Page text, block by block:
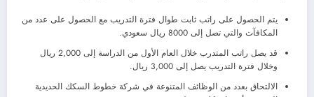
يتم الحصول على راتب ثابت طوال فترة التدريب مع الحصول على عدد من
المكافآت والتي تصل إلى 8000 ريال سعودي.
قد يصل راتب المتدرب خلال العام الأول من الدراسة إلى 2,000 ريال
وخلال فترة التدريب يصل إلى 3,000 ريال.
الالتحاق بعدد من الوظائف المتنوعة في شركة خطوط السكك الحديدية